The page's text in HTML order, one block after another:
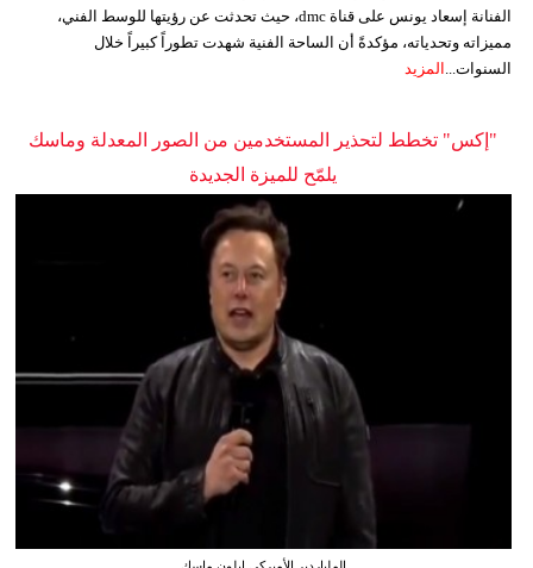
الفنانة إسعاد يونس على قناة dmc، حيث تحدثت عن رؤيتها للوسط الفني،
مميزاته وتحدياته، مؤكدةً أن الساحة الفنية شهدت تطوراً كبيراً خلال
السنوات...
المزيد
"إكس" تخطط لتحذير المستخدمين من الصور المعدلة وماسك
يلمّح للميزة الجديدة
الملياردير الأميركي إيلون ماسك